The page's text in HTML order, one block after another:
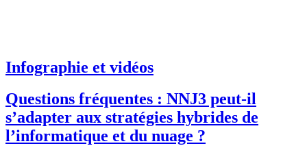
Infographie et vidéos
Questions fréquentes : NNJ3 peut-il
s’adapter aux stratégies hybrides de
l’informatique et du nuage ?